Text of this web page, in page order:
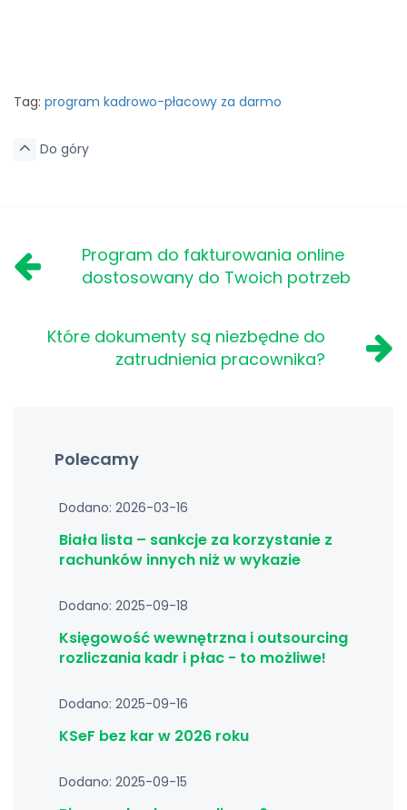
Tag: program kadrowo-płacowy za darmo
Do góry
Program do fakturowania online
dostosowany do Twoich potrzeb
Które dokumenty są niezbędne do
zatrudnienia pracownika?
Polecamy
Dodano: 2026-03-16
Biała lista – sankcje za korzystanie z
rachunków innych niż w wykazie
Dodano: 2025-09-18
Księgowość wewnętrzna i outsourcing
rozliczania kadr i płac - to możliwe!
Dodano: 2025-09-16
KSeF bez kar w 2026 roku
Dodano: 2025-09-15